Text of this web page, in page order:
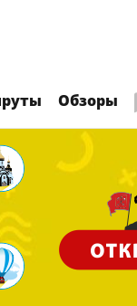
Обзоры